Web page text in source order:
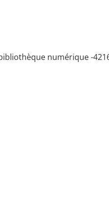
numérique -